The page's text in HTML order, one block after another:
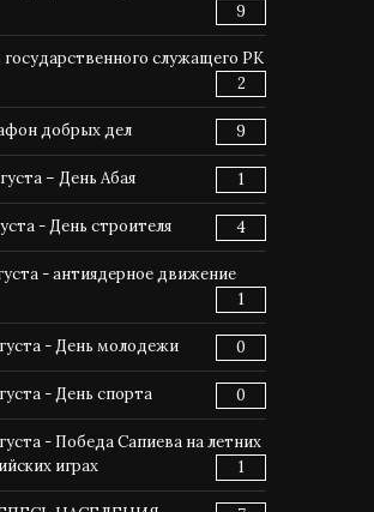
9
государственного служащего РК
2
добрых дел 9
– День Абая 1
- День строителя 4
- антиядерное движение
1
- День молодежи 0
- День спорта 0
- Победа Сапиева на летних
играх
1